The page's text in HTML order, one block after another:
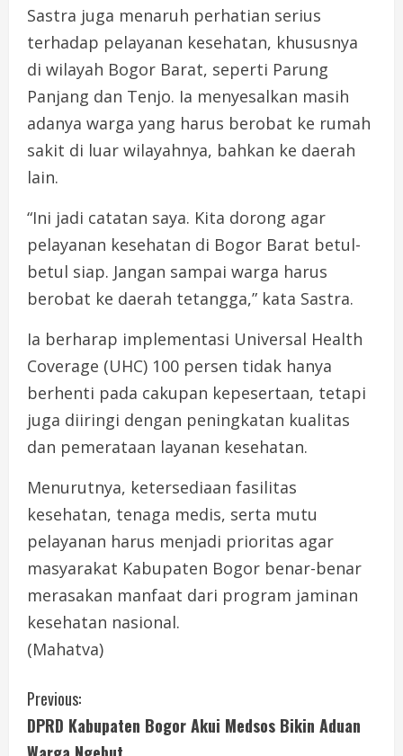
Sastra juga menaruh perhatian serius
terhadap pelayanan kesehatan, khususnya
di wilayah Bogor Barat, seperti Parung
Panjang dan Tenjo. Ia menyesalkan masih
adanya warga yang harus berobat ke rumah
sakit di luar wilayahnya, bahkan ke daerah
lain.
“Ini jadi catatan saya. Kita dorong agar
pelayanan kesehatan di Bogor Barat betul-
betul siap. Jangan sampai warga harus
berobat ke daerah tetangga,” kata Sastra.
Ia berharap implementasi Universal Health
Coverage (UHC) 100 persen tidak hanya
berhenti pada cakupan kepesertaan, tetapi
juga diiringi dengan peningkatan kualitas
dan pemerataan layanan kesehatan.
Menurutnya, ketersediaan fasilitas
kesehatan, tenaga medis, serta mutu
pelayanan harus menjadi prioritas agar
masyarakat Kabupaten Bogor benar-benar
merasakan manfaat dari program jaminan
kesehatan nasional.
(Mahatva)
C
o
Previous:
DPRD Kabupaten Bogor Akui Medsos Bikin Aduan